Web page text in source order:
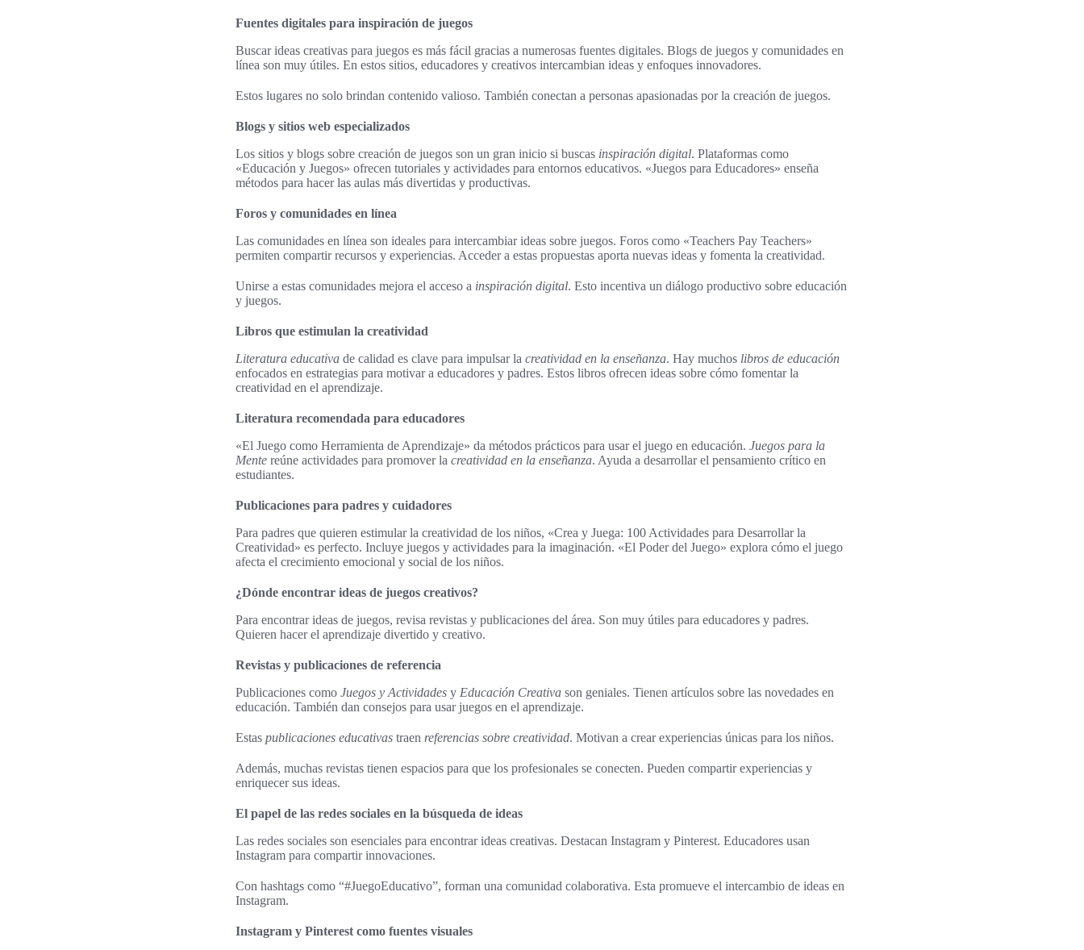
Fuentes digitales para inspiración de juegos
Buscar ideas creativas para juegos es más fácil gracias a numerosas fuentes digitales. Blogs de juegos y comunidades en
línea son muy útiles. En estos sitios, educadores y creativos intercambian ideas y enfoques innovadores.
Estos lugares no solo brindan contenido valioso. También conectan a personas apasionadas por la creación de juegos.
Blogs y sitios web especializados
Los sitios y blogs sobre creación de juegos son un gran inicio si buscas inspiración digital. Plataformas como
«Educación y Juegos» ofrecen tutoriales y actividades para entornos educativos. «Juegos para Educadores» enseña
métodos para hacer las aulas más divertidas y productivas.
Foros y comunidades en línea
Las comunidades en línea son ideales para intercambiar ideas sobre juegos. Foros como «Teachers Pay Teachers»
permiten compartir recursos y experiencias. Acceder a estas propuestas aporta nuevas ideas y fomenta la creatividad.
Unirse a estas comunidades mejora el acceso a inspiración digital. Esto incentiva un diálogo productivo sobre educación
y juegos.
Libros que estimulan la creatividad
Literatura educativa de calidad es clave para impulsar la creatividad en la enseñanza. Hay muchos libros de educación
enfocados en estrategias para motivar a educadores y padres. Estos libros ofrecen ideas sobre cómo fomentar la
creatividad en el aprendizaje.
Literatura recomendada para educadores
«El Juego como Herramienta de Aprendizaje» da métodos prácticos para usar el juego en educación. Juegos para la
Mente reúne actividades para promover la creatividad en la enseñanza. Ayuda a desarrollar el pensamiento crítico en
estudiantes.
Publicaciones para padres y cuidadores
Para padres que quieren estimular la creatividad de los niños, «Crea y Juega: 100 Actividades para Desarrollar la
Creatividad» es perfecto. Incluye juegos y actividades para la imaginación. «El Poder del Juego» explora cómo el juego
afecta el crecimiento emocional y social de los niños.
¿Dónde encontrar ideas de juegos creativos?
Para encontrar ideas de juegos, revisa revistas y publicaciones del área. Son muy útiles para educadores y padres.
Quieren hacer el aprendizaje divertido y creativo.
Revistas y publicaciones de referencia
Publicaciones como Juegos y Actividades y Educación Creativa son geniales. Tienen artículos sobre las novedades en
educación. También dan consejos para usar juegos en el aprendizaje.
Estas publicaciones educativas traen referencias sobre creatividad. Motivan a crear experiencias únicas para los niños.
Además, muchas revistas tienen espacios para que los profesionales se conecten. Pueden compartir experiencias y
enriquecer sus ideas.
El papel de las redes sociales en la búsqueda de ideas
Las redes sociales son esenciales para encontrar ideas creativas. Destacan Instagram y Pinterest. Educadores usan
Instagram para compartir innovaciones.
Con hashtags como “#JuegoEducativo”, forman una comunidad colaborativa. Esta promueve el intercambio de ideas en
Instagram.
Instagram y Pinterest como fuentes visuales